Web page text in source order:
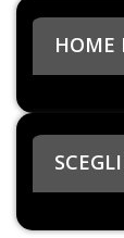
HOME